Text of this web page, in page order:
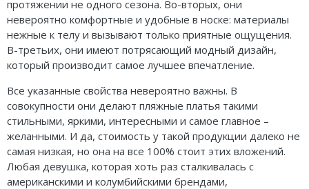
протяжении не одного сезона. Во-вторых, они
невероятно комфортные и удобные в носке: материалы
нежные к телу и вызывают только приятные ощущения.
В-третьих, они имеют потрясающий модный дизайн,
который производит самое лучшее впечатление.
Все указанные свойства невероятно важны. В
совокупности они делают пляжные платья такими
стильными, яркими, интересными и самое главное –
желанными. И да, стоимость у такой продукции далеко не
самая низкая, но она на все 100% стоит этих вложений.
Любая девушка, которая хоть раз сталкивалась с
американскими и колумбийскими брендами,